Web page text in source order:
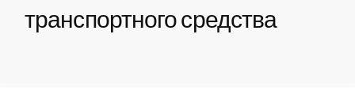
транспортного средства